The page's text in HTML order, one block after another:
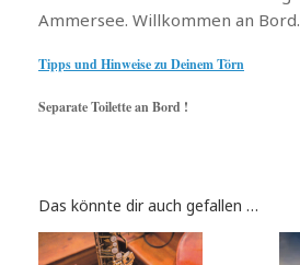
Ammersee. Willkommen an Bord.
Tipps und Hinweise zu Deinem Törn
Separate Toilette an Bord !
Das könnte dir auch gefallen …